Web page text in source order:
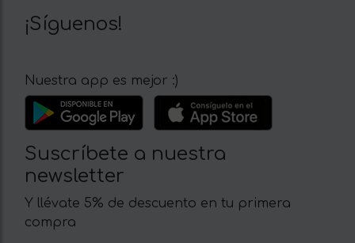
¡Síguenos!
Nuestra app es mejor :)
Suscríbete a nuestra
newsletter
Y llévate 5% de descuento en tu primera
compra